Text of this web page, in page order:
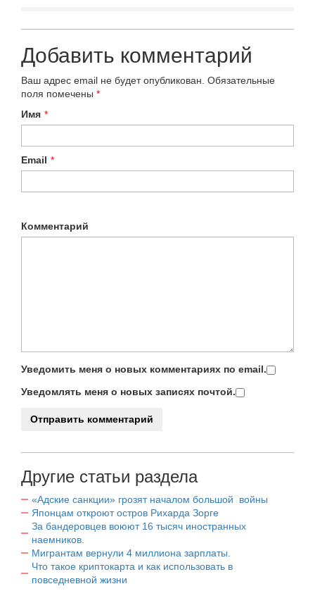
Добавить комментарий
Ваш адрес email не будет опубликован. Обязательные
поля помечены *
Имя *
Email *
Комментарий
Уведомить меня о новых комментариях по email.
Уведомлять меня о новых записях почтой.
Другие статьи раздела
«Адские санкции» грозят началом большой войны
Японцам откроют остров Рихарда Зорге
За бандеровцев воюют 16 тысяч иностранных
наемников.
Мигрантам вернули 4 миллиона зарплаты.
Что такое криптокарта и как использовать в
повседневной жизни